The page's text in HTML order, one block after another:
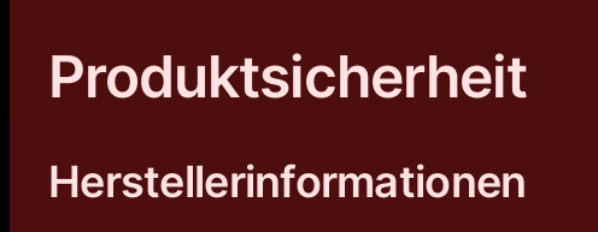
Produktsicherheit
Herstellerinformationen